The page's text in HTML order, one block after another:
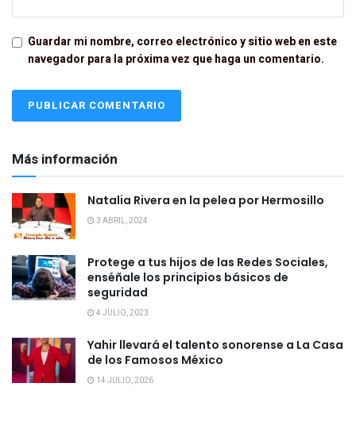
Guardar mi nombre, correo electrónico y sitio web en este
navegador para la próxima vez que haga un comentario.
Más información
Natalia Rivera en la pelea por Hermosillo
3 ABRIL, 2024
Protege a tus hijos de las Redes Sociales,
enséñale los principios básicos de
seguridad
4 JULIO, 2023
Yahir llevará el talento sonorense a La Casa
de los Famosos México
14 JULIO, 2026